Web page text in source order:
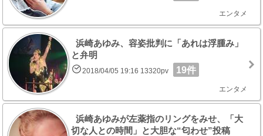
エンタメ
浜崎あゆみ、容姿批判に「あれは浮腫み」
と弁明
2018/04/05 19:16 13320pv 19件
エンタメ
浜崎あゆみが左薬指のリングをみせ、「大
切な人との時間」と大胆な“匂わせ”投稿